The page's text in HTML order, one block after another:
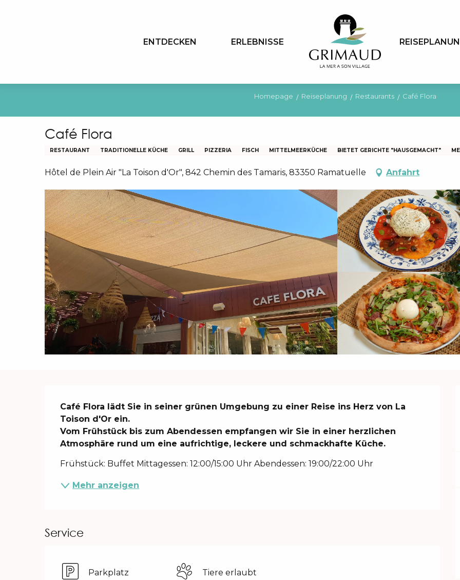
ENTDECKEN ERLEBNISSE
Homepage Reiseplanung Restaurants Café Flora
Café Flora
RESTAURANT TRADITIONELLE KÜCHE GRILL PIZZERIA FISCH MITTELMEERKÜCHE BIETET GERICHTE "HAUSGEMACHT"
Hôtel de Plein Air "La Toison d'Or", 842 Chemin des Tamaris, 83350 Ramatuelle Anfahrt
Beschreibung
Café Flora lädt Sie in seiner grünen Umgebung zu einer Reise ins Herz von La
Toison d'Or ein.
Vom Frühstück bis zum Abendessen empfangen wir Sie in einer herzlichen
Atmosphäre rund um eine aufrichtige, leckere und schmackhafte Küche.
Frühstück: Buffet Mittagessen: 12:00/15:00 Uhr Abendessen: 19:00/22:00 Uhr
Mehr anzeigen
Service
Parkplatz Tiere erlaubt